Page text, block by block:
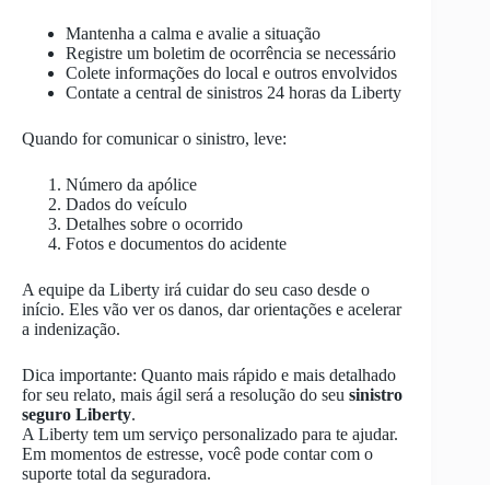
Mantenha a calma e avalie a situação
Registre um boletim de ocorrência se necessário
Colete informações do local e outros envolvidos
Contate a central de sinistros 24 horas da Liberty
Quando for comunicar o sinistro, leve:
Número da apólice
Dados do veículo
Detalhes sobre o ocorrido
Fotos e documentos do acidente
A equipe da Liberty irá cuidar do seu caso desde o
início. Eles vão ver os danos, dar orientações e acelerar
a indenização.
Dica importante: Quanto mais rápido e mais detalhado
for seu relato, mais ágil será a resolução do seu sinistro
seguro Liberty.
A Liberty tem um serviço personalizado para te ajudar.
Em momentos de estresse, você pode contar com o
suporte total da seguradora.